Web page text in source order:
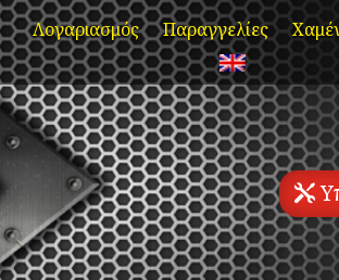
Skip
to
content
Λογαριασμός Παραγγελίες